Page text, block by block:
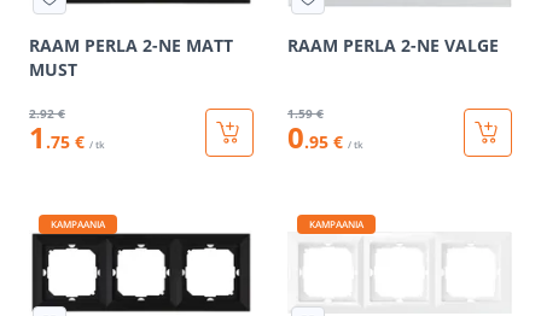
RAAM PERLA 2-NE MATT
MUST
2.92 €
1 .75 € / tk
RAAM PERLA 2-NE VALGE
1.59 €
0.95 € / tk
KAMPAANIA KAMPAANIA